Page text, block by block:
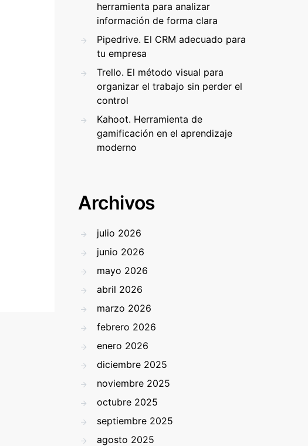
herramienta para analizar
información de forma clara
Pipedrive. El CRM adecuado para
tu empresa
Trello. El método visual para
organizar el trabajo sin perder el
control
Kahoot. Herramienta de
gamificación en el aprendizaje
moderno
Archivos
julio 2026
junio 2026
mayo 2026
abril 2026
marzo 2026
febrero 2026
enero 2026
diciembre 2025
noviembre 2025
octubre 2025
septiembre 2025
agosto 2025